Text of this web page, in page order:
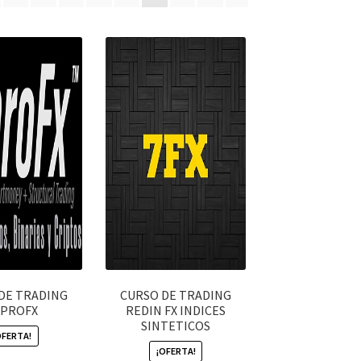
TRADING
CURSO DE TRADING
REDIN FX INDICES
SINTETICOS
¡OFERTA!